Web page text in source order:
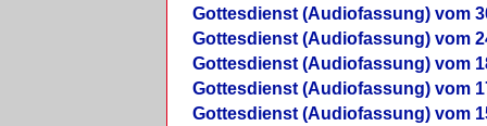
Gottesdienst (Audiofassung) vom
Gottesdienst (Audiofassung) vom
Gottesdienst (Audiofassung) vom
Gottesdienst (Audiofassung) vom
Gottesdienst (Audiofassung) vom